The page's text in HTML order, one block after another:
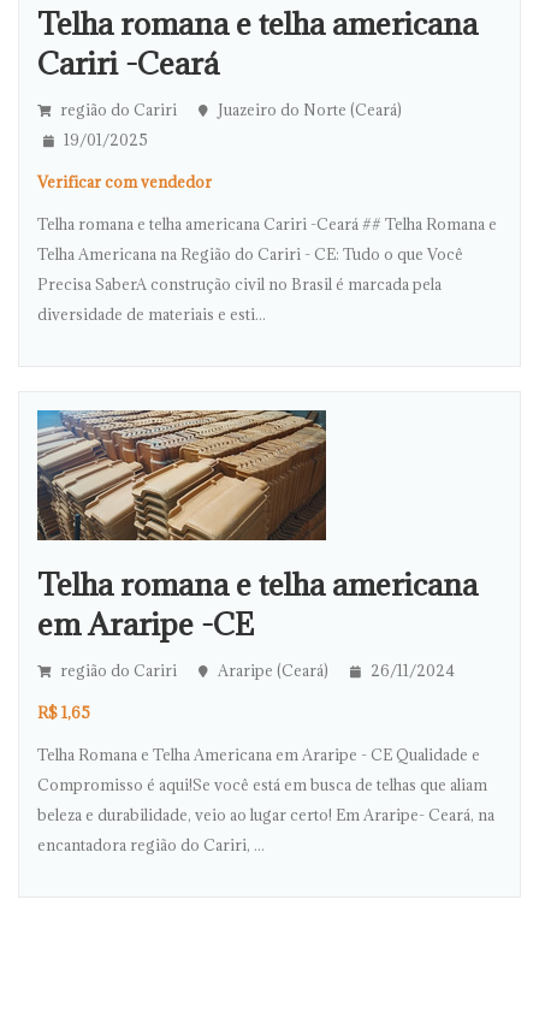
Telha romana e telha americana
Cariri -Ceará
região do Cariri
Juazeiro do Norte (Ceará)
19/01/2025
Verificar com vendedor
Telha romana e telha americana Cariri -Ceará ## Telha Romana e
Telha Americana na Região do Cariri - CE: Tudo o que Você
Precisa SaberA construção civil no Brasil é marcada pela
diversidade de materiais e esti...
Telha romana e telha americana
em Araripe -CE
região do Cariri Araripe (Ceará) 26/11/2024
R$ 1,65
Telha Romana e Telha Americana em Araripe - CE Qualidade e
Compromisso é aqui!Se você está em busca de telhas que aliam
beleza e durabilidade, veio ao lugar certo! Em Araripe- Ceará, na
encantadora região do Cariri, ...